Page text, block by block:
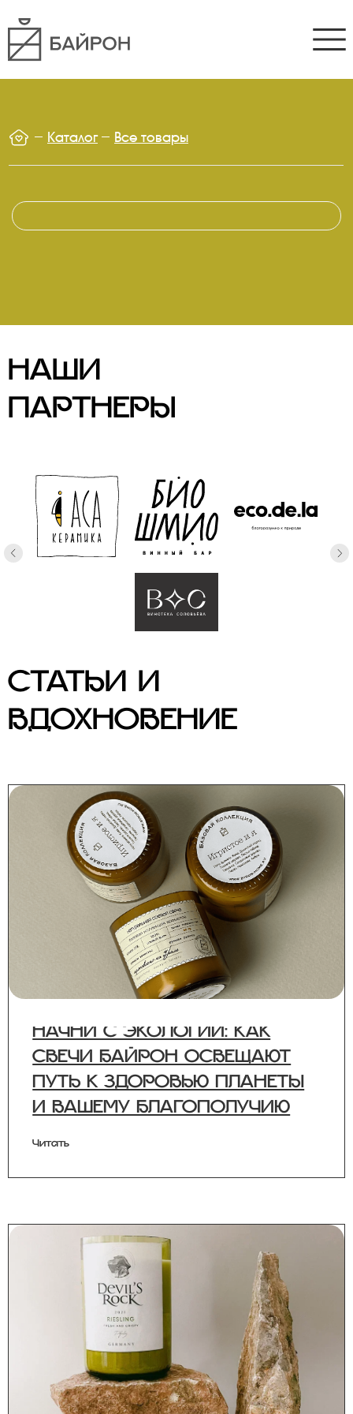
Каталог Все товары
ВДОХНОВЕНИЕ
НАЧНИ С ЭКОЛОГИИ: КАК
СВЕЧИ БАЙРОН ОСВЕЩАЮТ
ПУТЬ К ЗДОРОВЬЮ ПЛАНЕТЫ
И ВАШЕМУ БЛАГОПОЛУЧИЮ
Читать